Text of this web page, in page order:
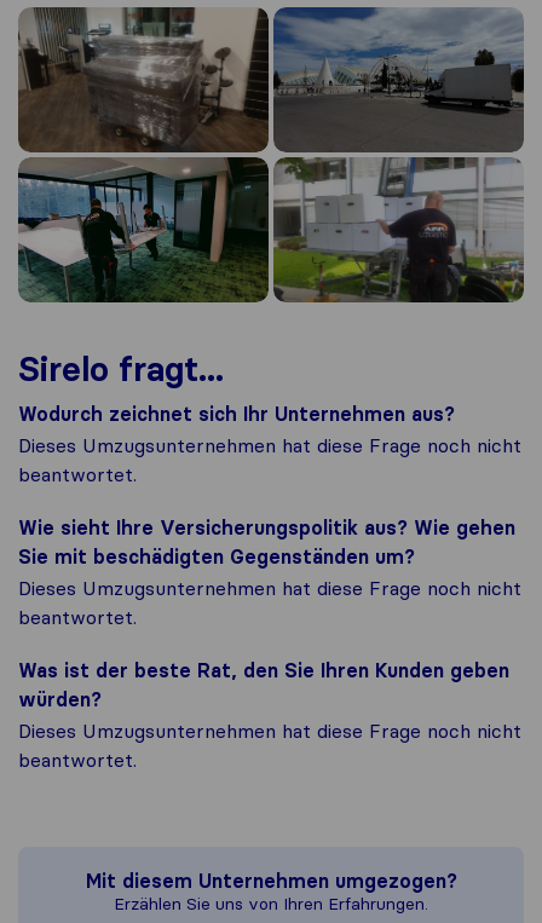
Sirelo fragt...
Wodurch zeichnet sich Ihr Unternehmen aus?
Dieses Umzugsunternehmen hat diese Frage noch nicht
beantwortet.
Wie sieht Ihre Versicherungspolitik aus? Wie gehen
Sie mit beschädigten Gegenständen um?
Dieses Umzugsunternehmen hat diese Frage noch nicht
beantwortet.
Was ist der beste Rat, den Sie Ihren Kunden geben
würden?
Dieses Umzugsunternehmen hat diese Frage noch nicht
beantwortet.
Mit diesem Unternehmen umgezogen?
Erzählen Sie uns von Ihren Erfahrungen.